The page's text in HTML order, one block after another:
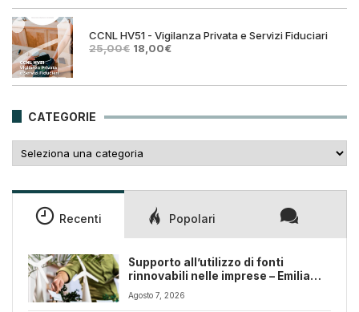
originale
25,00€.
attuale
18,00€.
CCNL HV51 - Vigilanza Privata e Servizi Fiduciari
25,00€ Il
era:
18,00€Il
è:
CATEGORIE
Recenti Popolari
Supporto all’utilizzo di fonti
rinnovabili nelle imprese – Emilia
Romagna
Agosto 7, 2026